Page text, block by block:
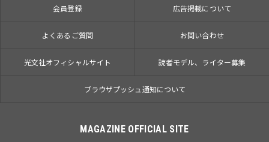
会員登録 広告掲載について
よくあるご質問 お問い合わせ
光文社オフィシャルサイト 読者モデル、ライター募集
ブラウザプッシュ通知について
MAGAZINE OFFICIAL SITE